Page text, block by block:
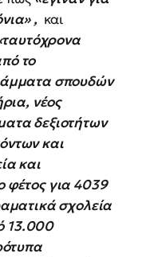
, και
το
σπουδών
νέος
δεξιοτήτων
και
και
φέτος για 4039
σχολεία
13.000